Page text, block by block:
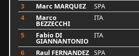
3
Marc MARQUEZ SPA
4
Marco
BEZZECCHI
ITA
5
Fabio DI
GIANNANTONIO
ITA
6
Raul FERNANDEZ SPA